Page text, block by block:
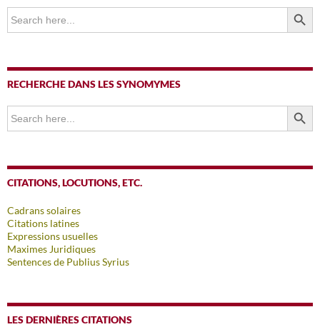
Search
for:
SEARCH
RECHERCHE DANS LES SYNOMYMES
Search
for:
SEARCH
CITATIONS, LOCUTIONS, ETC.
Cadrans solaires
Citations latines
Expressions usuelles
Maximes Juridiques
Sentences de Publius Syrius
LES DERNIÈRES CITATIONS